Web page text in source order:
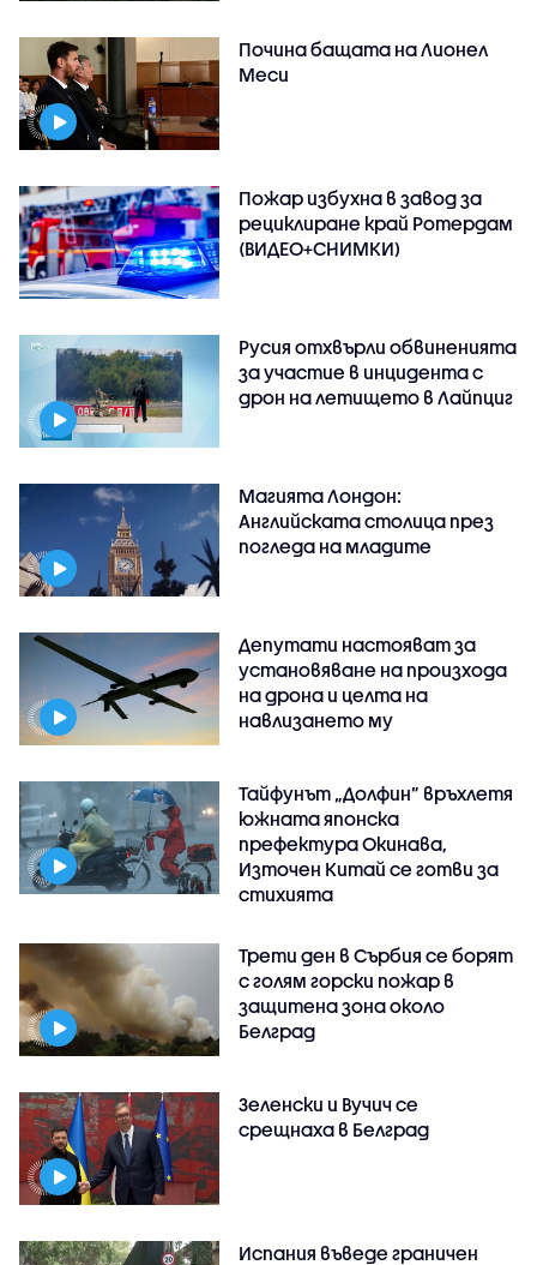
Почина бащата на Лионел
Меси
Пожар избухна в завод за
рециклиране край Ротердам
(ВИДЕО+СНИМКИ)
Русия отхвърли обвиненията
за участие в инцидента с
дрон на летището в Лайпциг
Магията Лондон:
Английската столица през
погледа на младите
Депутати настояват за
установяване на произхода
на дрона и целта на
навлизането му
Тайфунът „Долфин” връхлетя
южната японска
префектура Окинава,
Източен Китай се готви за
стихията
Трети ден в Сърбия се борят
с голям горски пожар в
защитена зона около
Белград
Зеленски и Вучич се
срещнаха в Белград
Испания въведе граничен